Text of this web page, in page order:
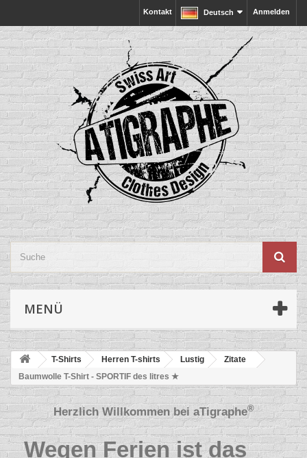
Anmelden
Deutsch
Kontakt
MENÜ
T-Shirts Herren T-shirts Lustig
Zitate
Baumwolle T-Shirt - SPORTIF des litres ★
Herzlich Willkommen beiaTigraphe®
Wegen Ferien ist das